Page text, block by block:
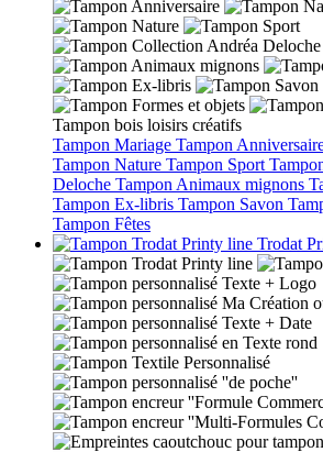
Tampon bois loisirs créatifs
Tampon Mariage Tampon
Tampon Nature Tampon Sport
Deloche Tampon Animaux mignons
Tampon Ex-libris Tampon Savon
Tampon Fêtes
Trodat